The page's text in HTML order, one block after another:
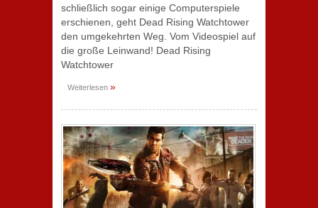
schließlich sogar einige Computerspiele
erschienen, geht Dead Rising Watchtower
den umgekehrten Weg. Vom Videospiel auf
die große Leinwand! Dead Rising
Watchtower
Weiterlesen »